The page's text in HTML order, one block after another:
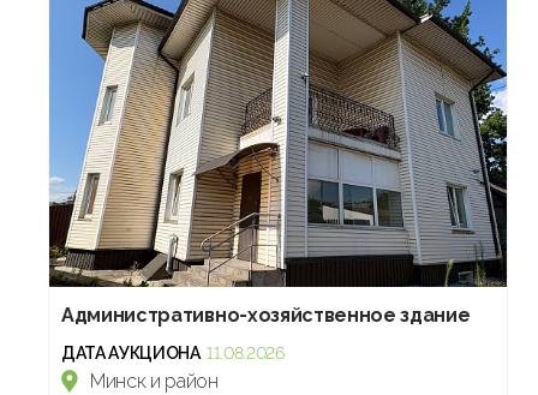
Административно-хозяйственное здание
ДАТА АУКЦИОНА 11.08.2026
Минск и район